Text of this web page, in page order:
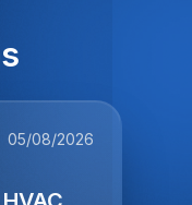
05/08/2026